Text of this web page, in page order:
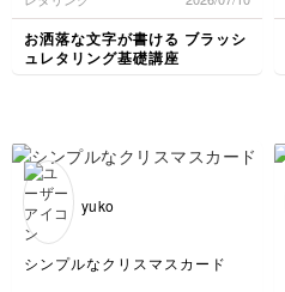
らも書き続けます。ありがとう
ございました。^_^
お洒落な文字が書ける ブラッシ
ュレタリング基礎講座
yuko
シンプルなクリスマスカード